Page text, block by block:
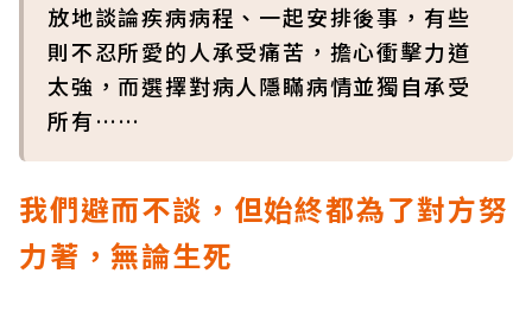
放地談論疾病病程、一起安排後事，有些
則不忍所愛的人承受痛苦，擔心衝擊力道
太強，而選擇對病人隱瞞病情並獨自承受
所有……
我們避而不談，但始終都為了對方努
力著，無論生死